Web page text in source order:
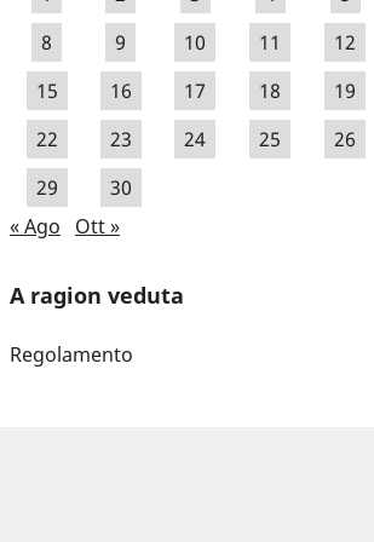
8
9 10 11 12
15
16 17 18 19
22
23 24 25 26
29
30
« Ago
Ott »
A ragion veduta
Regolamento